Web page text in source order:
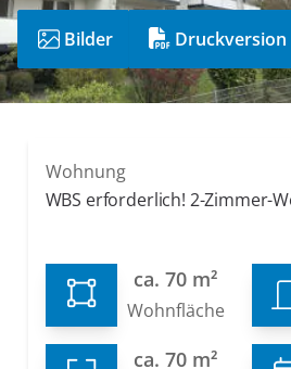
Bilder Druckversion
Wohnung
WBS erforderlich! 2-Zimmer-
ca. 70 m²
Wohnfläche
ca. 70 m²